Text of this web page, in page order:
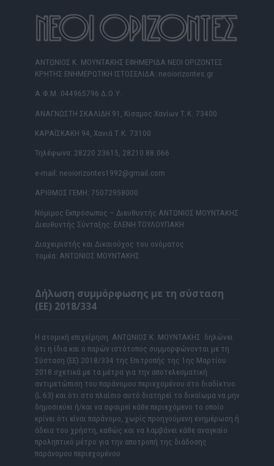
ΑΝΤΩΝΙΟΣ Κ. ΜΟΥΝΤΑΚΗΣ ΕΦΗΜΕΡΙΔΑ ΝΕΟΙ ΟΡΙΖΟΝΤΕΣ
ΚΡΗΤΗΣ ΕΝΗΜΕΡΩΤΙΚΗ ΙΣΤΟΣΕΛΙΔΑ: neoiorizontes.gr
Α.Φ.Μ. 044965796 Δ.Ο.Υ.
ΑΝΑΓΝΩΣΤΗ ΣΚΑΛΙΔΗ 91, Κίσαμος Χανίων Τ.Κ. 73400
ΚΑΡΑΪΣΚΑΚΗ 94, Χανιά Τ.Κ. 73100
Τηλέφωνα: 28220 23615, 28210 88.066
e-mail: neoiorizontes1992@gmail.com
ΑΡΙΘΜΟΣ ΓΕΜΗ: 75072958000
Νόμιμος Εκπρόσωπος – Διευθυντής ΑΝΤΩΝΙΟΣ ΜΟΥΝΤΑΚΗΣ
Διευθυντής Σύνταξης: ΕΛΕΝΗ ΤΟΥΛΟΥΠΑΚΗ
Διαχειριστής και Δικαιούχος του ονόματος
τομέα: ΑΝΤΩΝΙΟΣ ΜΟΥΝΤΑΚΗΣ
Δήλωση συμμόρφωσης με τη σύσταση
(ΕΕ) 2018/334
Η ατομική επιχείρηση ΑΝΤΩΝΙΟΣ Κ. ΜΟΥΝΤΑΚΗΣ δηλώνει
ότι η ίδια και ο παρών ιστότοπος συμμορφώνονται με τη
Σύσταση (ΕΕ) 2018/334 της Επιτροπής της 1ης Μαρτίου
2018 σχετικά με τα μέτρα για την αποτελεσματική
αντιμετώπιση του παράνομου περιεχομένου στο διαδίκτυο
(L 63) και ότι στο πλαίσιο αυτό διατηρεί το δικαίωμα να μην
δημοσιεύει ή/και να αφαιρεί κάθε περιεχόμενο το οποίο
κρίνει ότι είναι παράνομο, χωρίς προηγούμενη ενημέρωση ή
άδεια του χρήστη, καθώς και να λαμβάνει κάθε αναγκαίο
προληπτικό μέτρο για την αποτροπή της διάδοσης
παράνομου περιεχομένου.